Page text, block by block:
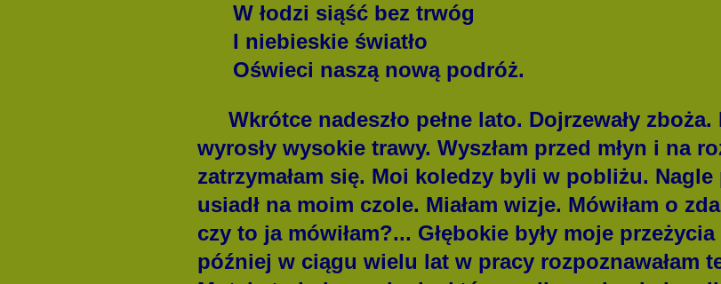
W łodzi siąść bez trwóg
I niebieskie światło
Oświeci naszą nową podróż.
Wkrótce nadeszło pełne lato. Dojrzewały zboża.
wyrosły wysokie trawy. Wyszłam przed młyn i na
zatrzymałam się. Moi koledzy byli w pobliżu. Nagle
usiadł na moim czole. Miałam wizje. Mówiłam o
czy to ja mówiłam?... Głębokie były moje
później w ciągu wielu lat w pracy rozpoznawałam